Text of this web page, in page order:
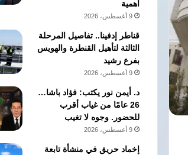
أهمية
9 أغسطس، 2026
قناطر إدفينا.. تفاصيل المرحلة
الثالثة لتأهيل القنطرة والهويس
بفرع رشيد
9 أغسطس، 2026
د. أيمن نور يكتب: فؤاد باشا…
26 عامًا من غياب أقرب
للحضور. وجوه لا تغيب
9 أغسطس، 2026
إخماد حريق في منشأة تابعة